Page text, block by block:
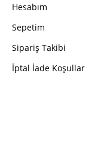
Hesabım
Sepetim
Sipariş Takibi
İptal İade Koşullar